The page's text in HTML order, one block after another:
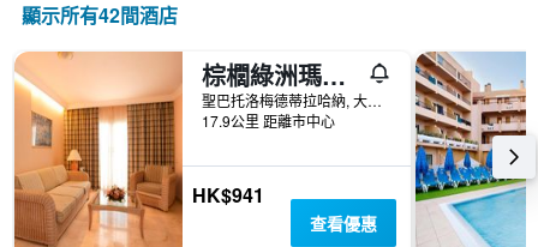
顯示所有42間酒店
棕櫚綠洲瑪斯帕洛瑪酒店
聖巴托洛梅德蒂拉哈納, 大加那利島, 西班牙
17.9公里 距離市中心
HK$941
查看優惠